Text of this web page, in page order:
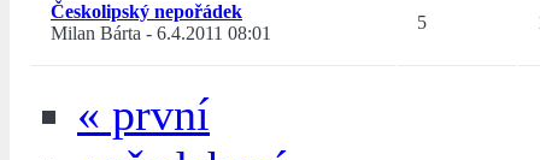
Českolipský nepořádek
Milan Bárta - 6.4.2011 08:01
5
« první